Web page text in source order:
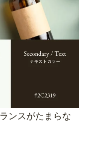
ンスがたまらな